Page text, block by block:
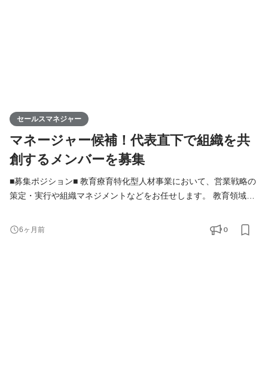
セールスマネジャー
マネージャー候補！代表直下で組織を共
創するメンバーを募集
■募集ポジション■ 教育療育特化型人材事業において、営業戦略の
策定・実行や組織マネジメントなどをお任せします。 教育領域特
でキャリアで困っている求職者様や、採用に困っている事業者様
は多く存在します。この間に入りサービスをご提供することで価
6ヶ月前 0